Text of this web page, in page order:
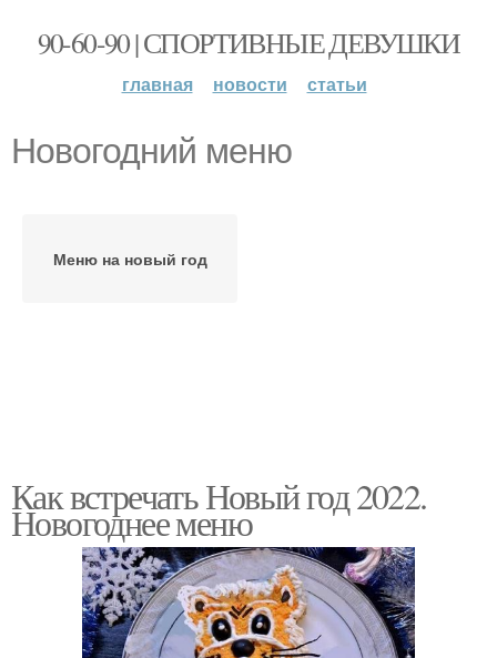
90-60-90 | СПОРТИВНЫЕ ДЕВУШКИ
главная новости статьи
Новогодний меню
Меню на новый год
Как встречать Новый год 2022.
Новогоднее меню